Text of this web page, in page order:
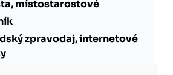
místostarostové
zpravodaj, internetové